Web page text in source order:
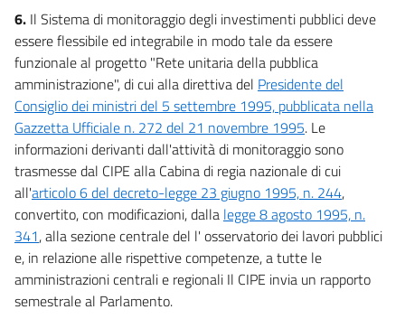
6. Il Sistema di monitoraggio degli investimenti pubblici deve
essere flessibile ed integrabile in modo tale da essere
funzionale al progetto "Rete unitaria della pubblica
amministrazione", di cui alla direttiva del Presidente del
Consiglio dei ministri del 5 settembre 1995, pubblicata nella
Gazzetta Ufficiale n. 272 del 21 novembre 1995. Le
informazioni derivanti dall'attività di monitoraggio sono
trasmesse dal CIPE alla Cabina di regia nazionale di cui
all'articolo 6 del decreto-legge 23 giugno 1995, n. 244,
convertito, con modificazioni, dalla legge 8 agosto 1995, n.
341, alla sezione centrale del l' osservatorio dei lavori pubblici
e, in relazione alle rispettive competenze, a tutte le
amministrazioni centrali e regionali Il CIPE invia un rapporto
semestrale al Parlamento.